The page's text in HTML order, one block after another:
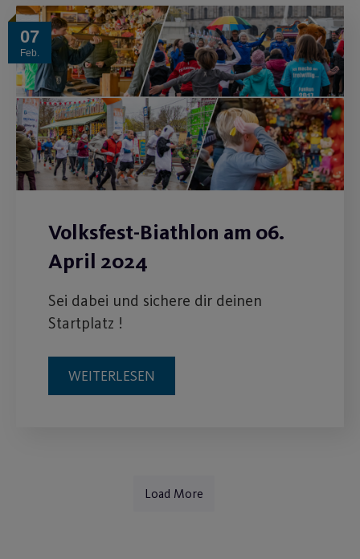
07
Feb.
Volksfest-Biathlon am 06.
April 2024
Sei dabei und sichere dir deinen
Startplatz !
WEITERLESEN
Load More